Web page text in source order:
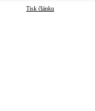
Tisk článku